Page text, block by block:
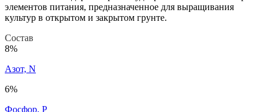
элементов питания, предназначенное для выращивания
культур в открытом и закрытом грунте.
Состав
8%
Азот, N
6%
Фосфор, P